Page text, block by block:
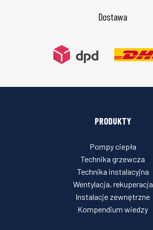
Dostawa
PRODUKTY
Pompy ciepła
Technika grzewcza
Technika instalacyjna
Wentylacja, rekuperacja
Instalacje zewnętrzne
Kompendium wiedzy